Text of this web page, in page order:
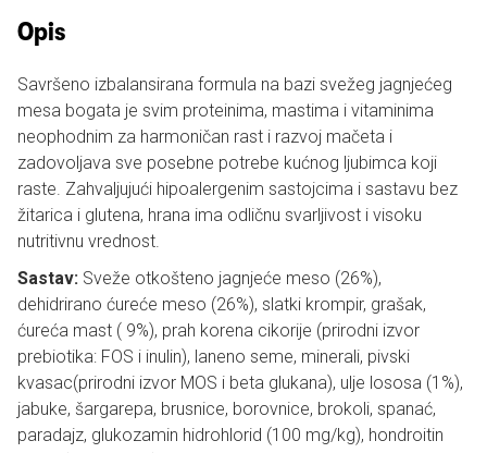
Opis
Savršeno izbalansirana formula na bazi svežeg jagnjećeg
mesa bogata je svim proteinima, mastima i vitaminima
neophodnim za harmoničan rast i razvoj mačeta i
zadovoljava sve posebne potrebe kućnog ljubimca koji
raste. Zahvaljujući hipoalergenim sastojcima i sastavu bez
žitarica i glutena, hrana ima odličnu svarljivost i visoku
nutritivnu vrednost.
Sastav: Sveže otkošteno jagnjeće meso (26%),
dehidrirano ćureće meso (26%), slatki krompir, grašak,
ćureća mast ( 9%), prah korena cikorije (prirodni izvor
prebiotika: FOS i inulin), laneno seme, minerali, pivski
kvasac(prirodni izvor MOS i beta glukana), ulje lososa (1%),
jabuke, šargarepa, brusnice, borovnice, brokoli, spanać,
paradajz, glukozamin hidrohlorid (100 mg/kg), hondroitin